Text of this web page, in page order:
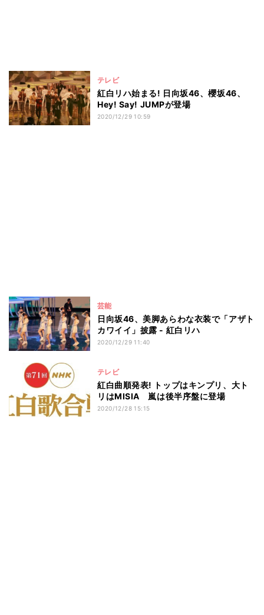
テレビ
紅白リハ始まる! 日向坂46、櫻坂46、
Hey! Say! JUMPが登場
2020/12/29 10:59
芸能
日向坂46、美脚あらわな衣装で「アザト
カワイイ」披露 - 紅白リハ
2020/12/29 11:40
テレビ
紅白曲順発表! トップはキンプリ、大ト
リはMISIA 嵐は後半序盤に登場
2020/12/28 15:15